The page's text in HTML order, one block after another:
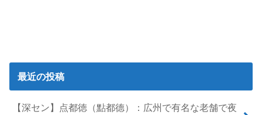
最近の投稿
【深セン】点都徳（點都德）：広州で有名な老舗で夜